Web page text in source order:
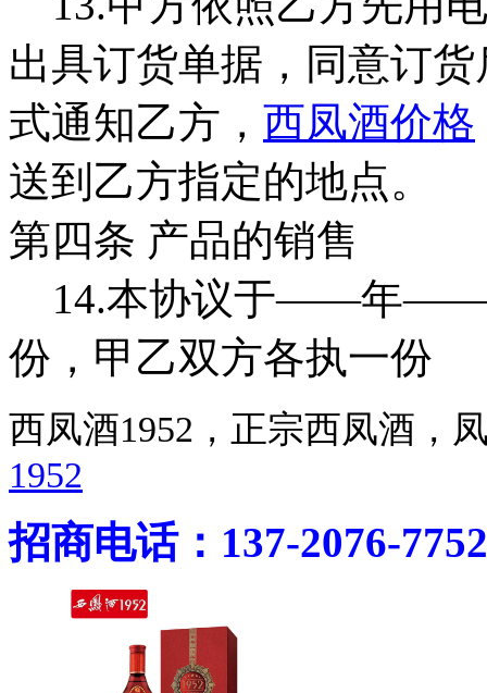
出具订货单据，同意订
式通知乙方， 西凤酒价格
送到乙方指定的地点。
第四条 产品的销售
14.本协议于——年
份，甲乙双方各执一份
西凤酒1952，正宗西凤酒
1952
招商电话：137-2076-7752